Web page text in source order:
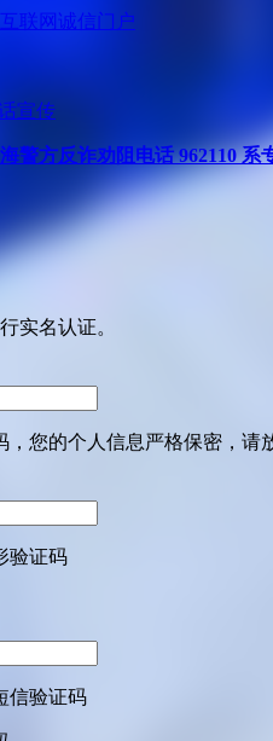
联网诚信门户
宣传
警方反诈劝阻电话 962110
实名认证。
，您的个人信息严格保密，请
验证码
信验证码